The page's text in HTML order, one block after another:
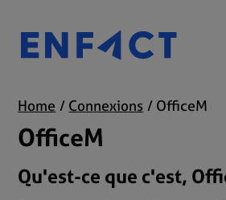
Home Connexions OfficeM
OfficeM
Qu'est-ce que c'est,